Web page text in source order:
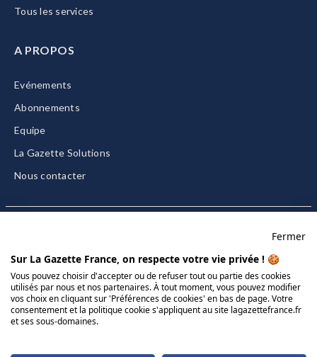
Tous les services
A PROPOS
Evénements
Abonnements
Equipe
La Gazette Solutions
Nous contacter
CGU/CGV
Données personnelles
Charte sur les cookies
© 2026 La Gazette France
Fermer
Sur La Gazette France, on respecte votre vie privée ! 🍪
Vous pouvez choisir d'accepter ou de refuser tout ou partie des cookies
utilisés par nous et nos partenaires. À tout moment, vous pouvez modifier
vos choix en cliquant sur 'Préférences de cookies' en bas de page. Votre
consentement et la politique cookie s'appliquent au site lagazettefrance.fr
et ses sous-domaines.